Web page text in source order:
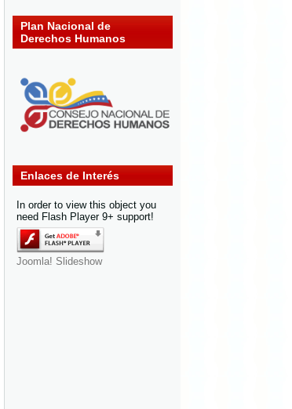
Plan Nacional de
Derechos Humanos
Enlaces de Interés
In order to view this object you
need Flash Player 9+ support!
Joomla! Slideshow